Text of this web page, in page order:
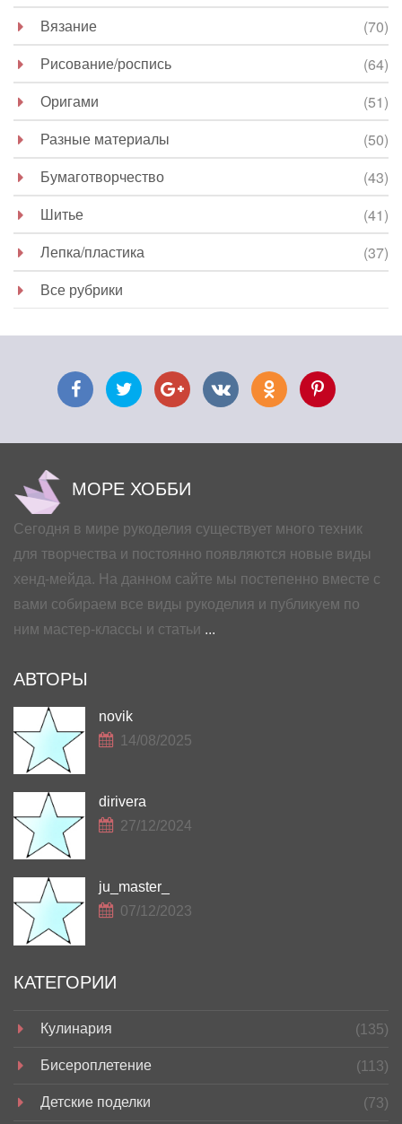
Вязание
(70)
Рисование/роспись
(64)
Оригами
(51)
Разные материалы
(50)
Бумаготворчество
(43)
Шитье
(41)
Лепка/пластика
(37)
Все рубрики
МОРЕ ХОББИ
Сегодня в мире рукоделия существует много техник
для творчества и постоянно появляются новые виды
хенд-мейда. На данном сайте мы постепенно вместе с
вами собираем все виды рукоделия и публикуем по
ним мастер-классы и статьи ...
АВТОРЫ
novik
14/08/2025
dirivera
27/12/2024
ju_master_
07/12/2023
КАТЕГОРИИ
Кулинария (135)
Бисероплетение (113)
Детские поделки (73)